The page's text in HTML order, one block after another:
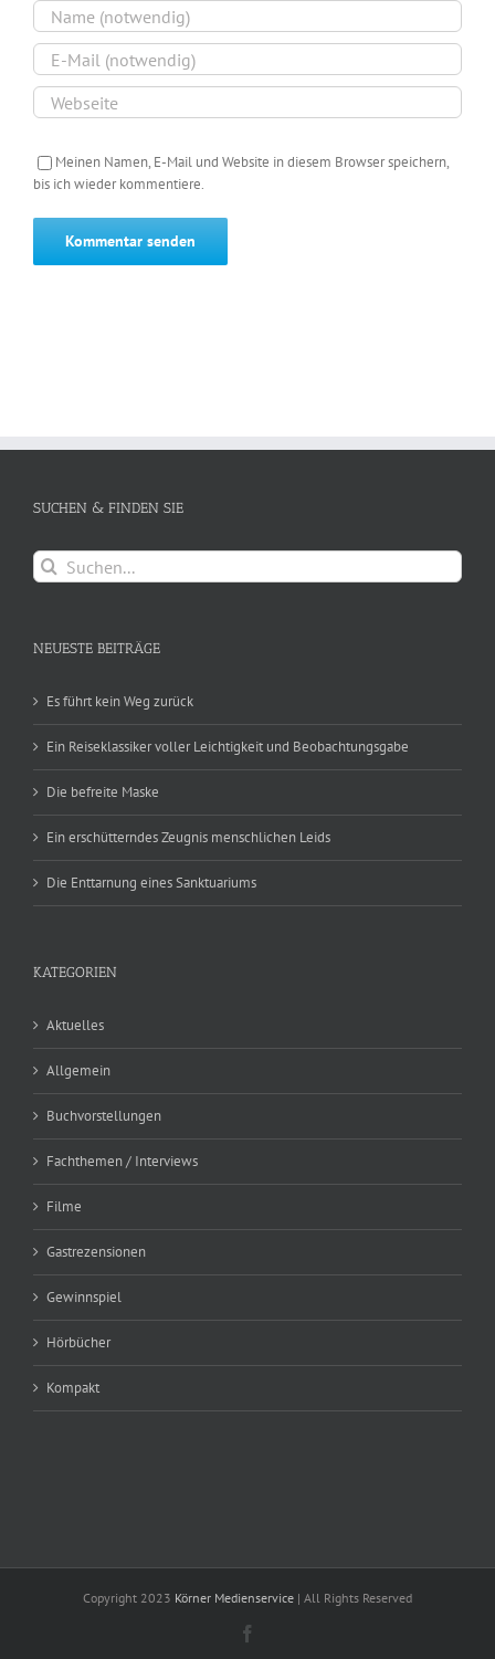
Meinen Namen, E-Mail und Website in diesem Browser speichern,
bis ich wieder kommentiere.
SUCHEN & FINDEN SIE
Suche
nach:
NEUESTE BEITRÄGE
Es führt kein Weg zurück
Ein Reiseklassiker voller Leichtigkeit und Beobachtungsgabe
Die befreite Maske
Ein erschütterndes Zeugnis menschlichen Leids
Die Enttarnung eines Sanktuariums
KATEGORIEN
Aktuelles
Allgemein
Buchvorstellungen
Fachthemen / Interviews
Filme
Gastrezensionen
Gewinnspiel
Hörbücher
Kompakt
Copyright 2023 Körner Medienservice | All Rights Reserved